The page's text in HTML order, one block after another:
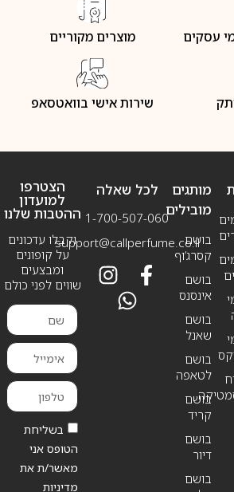
מוצרים מקוריים
שירות אישי בוואטסאפ
מותגים
מובילים
בושם
קסרג’וף
בושם
אינסנס
בושם
שאנל
בושם
לטאפה
בושם
קריד
בושם
דיור
בושם
לכל שאלה
1-700-507-060
support@callperfume.co.il
הצטרפו
למועדון
ההטבות שלנו
וקבלו עדכונים
על קופונים
ומבצעים
שווים לפני כולם
בשליחת
הטופס אני
מאשר/ת את
מדיניות